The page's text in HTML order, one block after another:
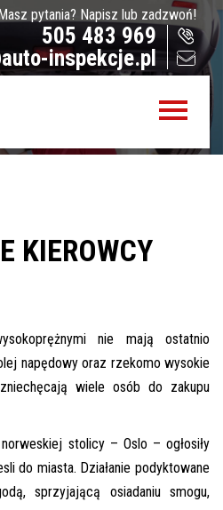
pytania? Napisz lub zadzwoń!
505 483 969
inspekcje.pl
zakupem –
na
Warszawa i
KIEROWCY
nie mają ostatnio
napędowy oraz rzekomo wysokie
wiele osób do zakupu
stolicy – Oslo – ogłosiły
do miasta. Działanie podyktowane
sprzyjającą osiadaniu smogu,